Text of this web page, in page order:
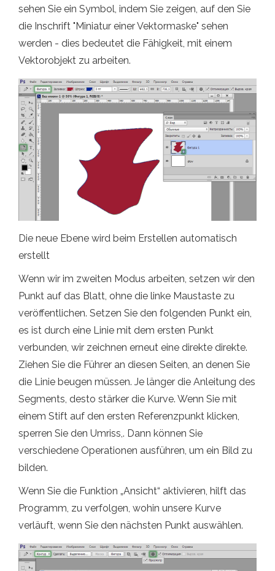
sehen Sie ein Symbol, indem Sie zeigen, auf den Sie
die Inschrift "Miniatur einer Vektormaske" sehen
werden - dies bedeutet die Fähigkeit, mit einem
Vektorobjekt zu arbeiten.
Die neue Ebene wird beim Erstellen automatisch
erstellt
Wenn wir im zweiten Modus arbeiten, setzen wir den
Punkt auf das Blatt, ohne die linke Maustaste zu
veröffentlichen. Setzen Sie den folgenden Punkt ein,
es ist durch eine Linie mit dem ersten Punkt
verbunden, wir zeichnen erneut eine direkte direkte.
Ziehen Sie die Führer an diesen Seiten, an denen Sie
die Linie beugen müssen. Je länger die Anleitung des
Segments, desto stärker die Kurve. Wenn Sie mit
einem Stift auf den ersten Referenzpunkt klicken,
sperren Sie den Umriss,. Dann können Sie
verschiedene Operationen ausführen, um ein Bild zu
bilden.
Wenn Sie die Funktion „Ansicht“ aktivieren, hilft das
Programm, zu verfolgen, wohin unsere Kurve
verläuft, wenn Sie den nächsten Punkt auswählen.